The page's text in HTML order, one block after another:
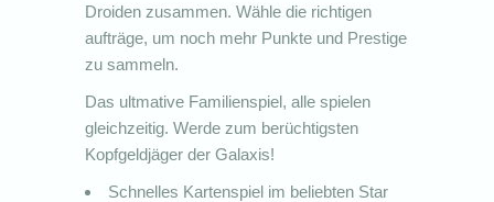
Droiden zusammen. Wähle die richtigen
aufträge, um noch mehr Punkte und Prestige
zu sammeln.
Das ultmative Familienspiel, alle spielen
gleichzeitig. Werde zum berüchtigsten
Kopfgeldjäger der Galaxis!
Schnelles Kartenspiel im beliebten Star